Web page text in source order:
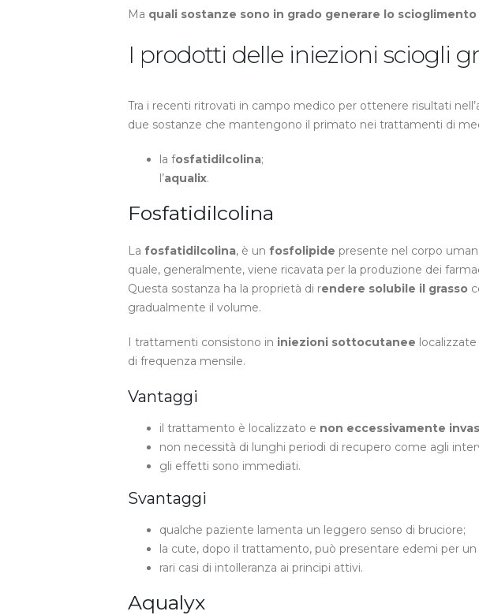
Ma quali sostanze sono in grado generare lo
I prodotti delle iniezioni sciogli
Tra i recenti ritrovati in campo medico per ottenere risultati
due sostanze che mantengono il primato nei trattamenti di
la fosfatidilcolina;
l’aqualix.
Fosfatidilcolina
La fosfatidilcolina, è un fosfolipide presente nel corpo
quale, generalmente, viene ricavata per la produzione dei
Questa sostanza ha la proprietà di rendere solubile il grasso
gradualmente il volume.
I trattamenti consistono in iniezioni sottocutanee
di frequenza mensile.
Vantaggi
il trattamento è localizzato e non eccessivamente
non necessità di lunghi periodi di recupero come agli
gli effetti sono immediati.
Svantaggi
qualche paziente lamenta un leggero senso di bruciore;
la cute, dopo il trattamento, può presentare edemi per un
rari casi di intolleranza ai principi attivi.
Aqualyx